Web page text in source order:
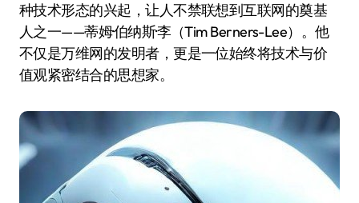
种技术形态的兴起，让人不禁联想到互联网的奠基
人之一——蒂姆·伯纳斯·李（Tim Berners-Lee）。他
不仅是万维网的发明者，更是一位始终将技术与价
值观紧密结合的思想家。